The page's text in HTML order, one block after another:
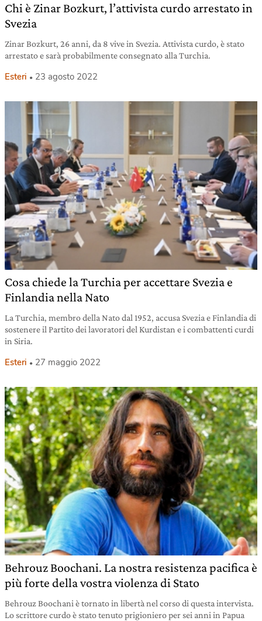
Chi è Zinar Bozkurt, l’attivista curdo arrestato in
Svezia
Zinar Bozkurt, 26 anni, da 8 vive in Svezia. Attivista curdo, è stato
arrestato e sarà probabilmente consegnato alla Turchia.
Esteri 23 agosto 2022
Cosa chiede la Turchia per accettare Svezia e
Finlandia nella Nato
La Turchia, membro della Nato dal 1952, accusa Svezia e Finlandia di
sostenere il Partito dei lavoratori del Kurdistan e i combattenti curdi
in Siria.
Esteri 27 maggio 2022
Behrouz Boochani. La nostra resistenza pacifica è
più forte della vostra violenza di Stato
Behrouz Boochani è tornato in libertà nel corso di questa intervista.
Lo scrittore curdo è stato tenuto prigioniero per sei anni in Papua